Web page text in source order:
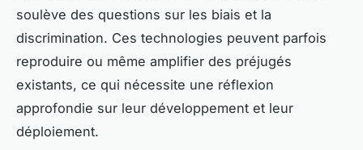
soulève des questions sur les biais et la
discrimination. Ces technologies peuvent parfois
reproduire ou même amplifier des préjugés
existants, ce qui nécessite une réflexion
approfondie sur leur développement et leur
déploiement.